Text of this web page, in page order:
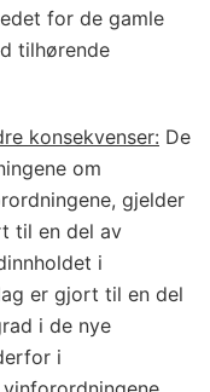
for de gamle
tilhørende
konsekvenser: De
om
gjelder
til en del av
i
er gjort til en del
i de nye
i